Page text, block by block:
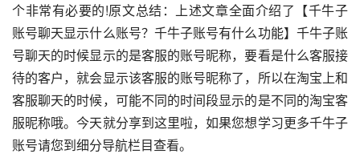
个非常有必要的!原文总结：上述文章全面介绍了【千牛子
账号聊天显示什么账号？千牛子账号有什么功能】千牛子账
号聊天的时候显示的是客服的账号昵称，要看是什么客服接
待的客户，就会显示该客服的账号昵称了，所以在淘宝上和
客服聊天的时候，可能不同的时间段显示的是不同的淘宝客
服昵称哦。今天就分享到这里啦，如果您想学习更多千牛子
账号请您到细分导航栏目查看。